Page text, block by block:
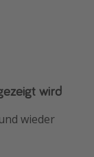
wird
wieder